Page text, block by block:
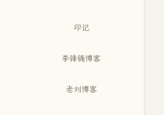
印记
李锋镝博客
老刘博客